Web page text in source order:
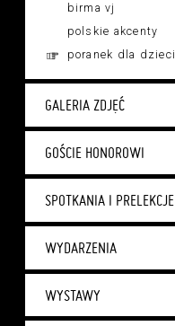
birma vj
polskie akcenty
poranek dla dzieci
GALERIA ZDJĘĆ
GOŚCIE HONOROWI
SPOTKANIA I PRELEKCJE
WYDARZENIA
WYSTAWY